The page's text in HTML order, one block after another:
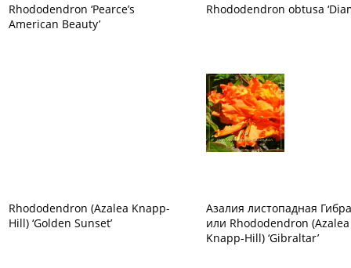
Rhododendron ‘Pearce’s
American Beauty’
Rhododendron obtusa
Rhododendron (Azalea Knapp-
Hill) ‘Golden Sunset’
Азалия листопадная
или Rhododendron (Azalea
Knapp-Hill) ‘Gibraltar’